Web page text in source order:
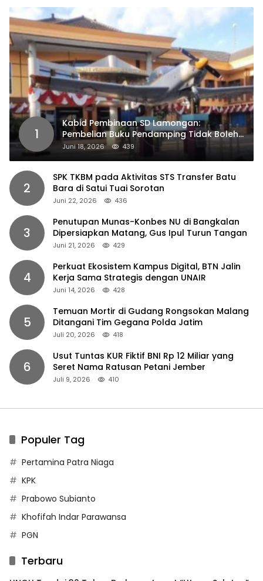
1
Kabid Pembinaan SD Lamongan:
Pembelian Buku Pendamping Tidak Boleh
Dipaksakan
Juni 18, 2026 439
2
SPK TKBM pada Aktivitas STS Transfer Batu
Bara di Satui Tuai Sorotan
Juni 22, 2026 436
3
Penutupan Munas-Konbes NU di Bangkalan
Dipersiapkan Matang, Gus Ipul Turun Tangan
Juni 21, 2026 429
4
Perkuat Ekosistem Kampus Digital, BTN Jalin
Kerja Sama Strategis dengan UNAIR
Juni 14, 2026 428
5
Temuan Mortir di Gudang Rongsokan Malang
Ditangani Tim Gegana Polda Jatim
Juli 20, 2026 418
6
Usut Tuntas KUR Fiktif BNI Rp 12 Miliar yang
Seret Nama Ratusan Petani Jember
Juli 9, 2026 410
Populer Tag
Pertamina Patra Niaga
KPK
Prabowo Subianto
Khofifah Indar Parawansa
PGN
Terbaru